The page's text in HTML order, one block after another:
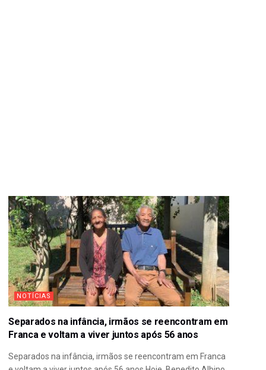
NOTÍCIAS
Separados na infância, irmãos se reencontram em
Franca e voltam a viver juntos após 56 anos
Separados na infância, irmãos se reencontram em Franca